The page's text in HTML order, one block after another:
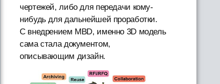
чертежей, либо для передачи кому-
нибудь для дальнейшей проработки.
С внедрением MBD, именно 3D модель
сама стала документом,
описывающим дизайн.